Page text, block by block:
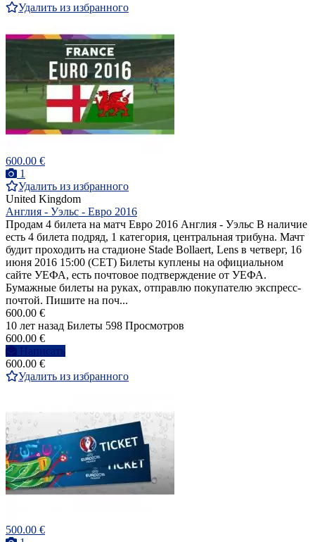
Удалить из избранного
600.00 €
1
Удалить из избранного
United Kingdom
Англия - Уэльс - Евро 2016
Продам 4 билета на матч Евро 2016 Англия - Уэльс В наличие
есть 4 билета подряд, 1 категория, центральная трибуна. Мачт
будит проходить на стадионе Stade Bollaert, Lens в четверг, 16
июня 2016 15:00 (СЕТ) Билеты куплены на официальном
сайте УЕФА, есть почтовое подтверждение от УЕФА.
Бумажные билеты на руках, отправлю покупателю экспресс-
почтой. Пишите на поч...
600.00 €
10 лет назад Билеты 598 Просмотров
600.00 €
Написать
600.00 €
Удалить из избранного
500.00 €